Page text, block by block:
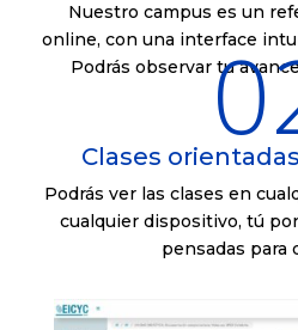
Nuestro campus es un
online, con una interface
Podrás observar tu
Clases
Podrás ver las clases en
cualquier dispositivo, tú
pensadas para